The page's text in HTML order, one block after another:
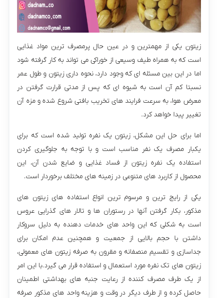
زيتون یکی از مهمترین و در عین حال پرمصرف ترین مواد غذایی
است که به همراه طیف وسیعی از خوراکی می تواند به کار گرفته شود
اما در این بین مسئله ای که وجود دارد، نحوه داری زیتون و طول عمر
نسبتا کم آن است به شیوه ای که پس از مدتی قرارت گرفتن در
معرض هوا، به سرعت فرایند های تخریب بافتی شروع شده و مزه آن
تغییر پیدا خواهد کرد.
اما برای حل این مشکل، زیتون یک نفره تولید شده است که برای
یکبار مصرف یک نفر مناسب است و با توجه به جلوگیری کردن
استفاده یک نفره زیتون از فساد غذایی و ضایع شدن آن، این
محصول از کاربرد های متنوعی در زمینه های مختلف برخوردار است.
یکی از رایج ترین و مرسوم ترین انواع استفاده های زیتون های
مذکور، بکار گرفتن آنها در رستوران ها و تالار های گذرایی عروس
است به شکلی که این واحد های خدمات دهنده به دلیل سروکار
داشتن با حجم بالایی از جمعیت و همچنین عدم امکان برای
جداسازی و تقسیم منصفانه و مقرون به صرفه زیتون های معمولی،
زیتون های تک نفره مورد استعمال و استفاده قرار می گیرد.با این امر
از یک طرف مصرف کننده از رعایت جنبه های بهداشتی اطمینان
حاصل کرده و از طرف دیگر در وقت و هزینه واحد های مذکور صرفه